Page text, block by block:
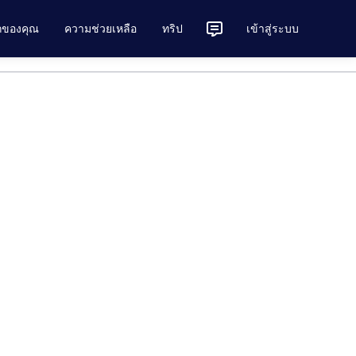
ของคุณ ความช่วยเหลือ ทริป เข้าสู่ระบบ